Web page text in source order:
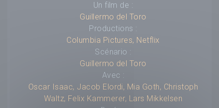
Un film de :
Guillermo del Toro
Productions :
Columbia Pictures, Netflix
Scénario :
Guillermo del Toro
Avec :
Oscar Isaac, Jacob Elordi, Mia Goth, Christoph
Waltz, Felix Kammerer, Lars Mikkelsen